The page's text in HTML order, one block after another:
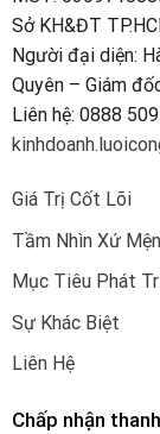
Sở KH&ĐT
Người đại diện:
Quyên – Giám
Liên hệ: 0888 509
Giá Trị Cốt Lõi
Tầm Nhìn Xứ
Mục Tiêu Phát
Sự Khác Biệt
Liên Hệ
Chấp nhận